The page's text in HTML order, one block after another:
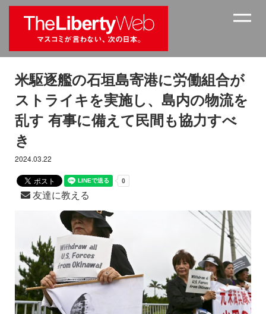
米駆逐艦の石垣島寄港に労働組合が
ストライキを実施し、島内の物流を
乱す 有事に備えて民間も協力すべ
き
2024.03.22
友達に教える